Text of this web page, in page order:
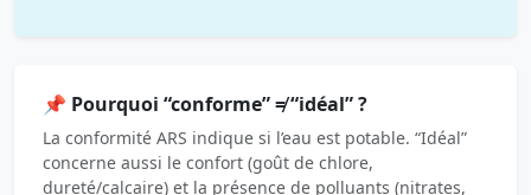
📌 Pourquoi “conforme” ≠ “idéal” ?
La conformité ARS indique si l’eau est potable. “Idéal”
concerne aussi le confort (goût de chlore,
dureté/calcaire) et la présence de polluants (nitrates,